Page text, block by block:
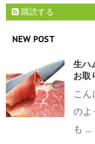
購読する
NEW POST
生ハ
お取
こ
のよ
も ...